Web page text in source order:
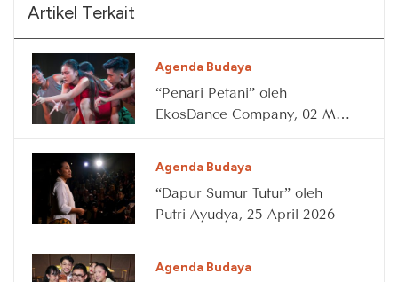
Artikel Terkait
Agenda Budaya
“Penari Petani” oleh
EkosDance Company, 02 May
Agenda Budaya
“Dapur Sumur Tutur” oleh
Putri Ayudya, 25 April 2026
Agenda Budaya